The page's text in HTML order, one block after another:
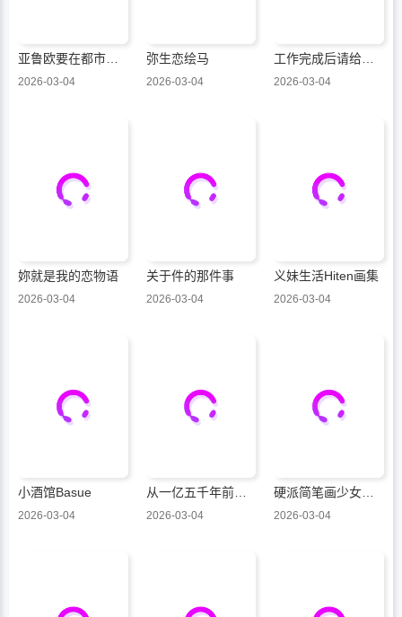
亚鲁欧要在都市经营事务所的样子
2026-03-04
弥生恋绘马
2026-03-04
工作完成后请给我奖赏
2026-03-04
妳就是我的恋物语
2026-03-04
关于件的那件事
2026-03-04
义妹生活Hiten画集
2026-03-04
小酒馆Basue
2026-03-04
从一亿五千年前就爱着你
2026-03-04
硬派简笔画少女的杀手锏是黑与黄
2026-03-04